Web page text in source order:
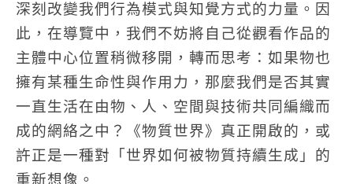
深刻改變我們行為模式與知覺方式的力量。因
此，在導覽中，我們不妨將自己從觀看作品的
主體中心位置稍微移開，轉而思考：如果物也
擁有某種生命性與作用力，那麼我們是否其實
一直生活在由物、人、空間與技術共同編織而
成的網絡之中？《物質世界》真正開啟的，或
許正是一種對「世界如何被物質持續生成」的